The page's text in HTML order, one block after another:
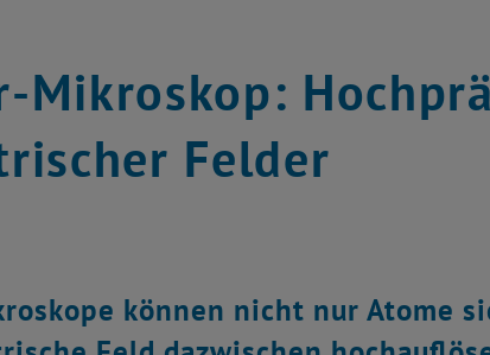
Mikroskop:
Felder
können nicht nur Atome